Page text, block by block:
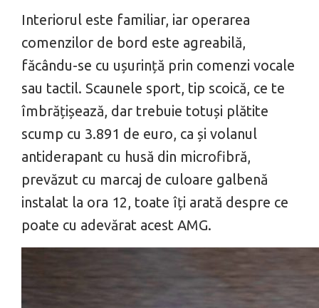
Interiorul este familiar, iar operarea
comenzilor de bord este agreabilă,
făcându-se cu ușurință prin comenzi vocale
sau tactil. Scaunele sport, tip scoică, ce te
îmbrățișează, dar trebuie totuși plătite
scump cu 3.891 de euro, ca și volanul
antiderapant cu husă din microfibră,
prevăzut cu marcaj de culoare galbenă
instalat la ora 12, toate îți arată despre ce
poate cu adevărat acest AMG.